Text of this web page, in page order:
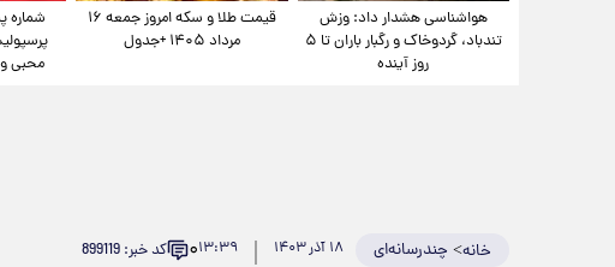
هواشناسی هشدار داد: وزش
تندباد، گردوخاک و رگبار باران تا ۵
روز آینده
قیمت طلا و سکه امروز جمعه ۱۶
مرداد ۱۴۰۵ +جدول
شماره
محبی و
خانه> چندرسانه‌ای ۱۸ آذر ۱۴۰۳ ۱۳:۳۹۰ کد خبر: 899119